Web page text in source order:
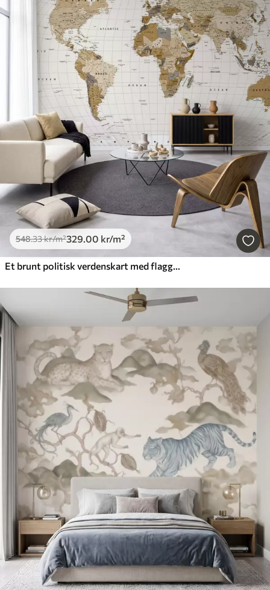
548.33kr/m²329.00 kr/m²
Et brunt politisk verdenskart med flagg på engelsk